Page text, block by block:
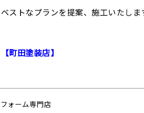
ストなプランを提案、施工いたしま
町田塗装店】
ォーム専門店